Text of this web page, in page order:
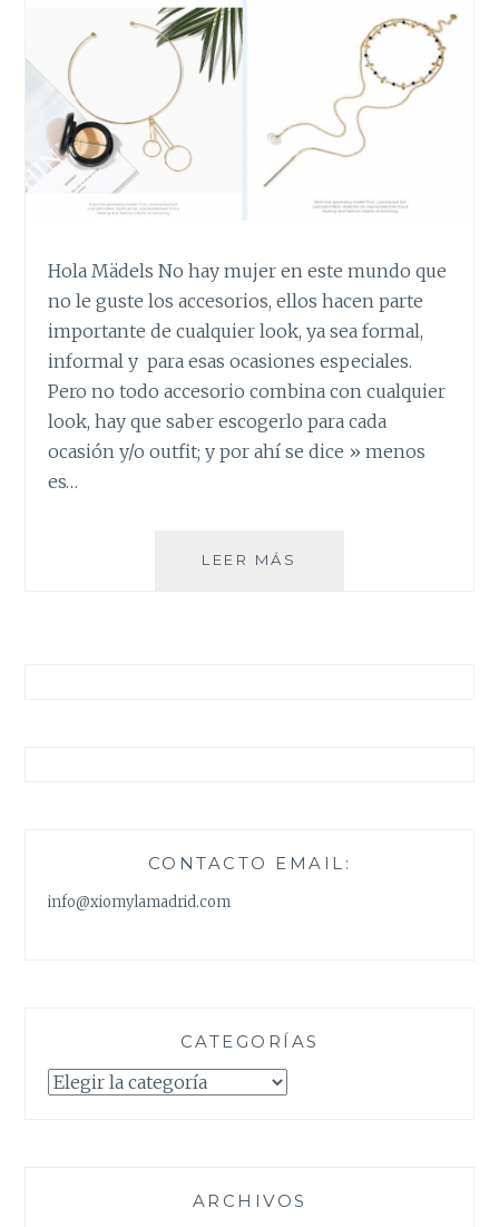
Hola Mädels No hay mujer en este mundo que
no le guste los accesorios, ellos hacen parte
importante de cualquier look, ya sea formal,
informal y para esas ocasiones especiales.
Pero no todo accesorio combina con cualquier
look, hay que saber escogerlo para cada
ocasión y/o outfit; y por ahí se dice » menos
es…
LEER MÁS
CONTACTO EMAIL:
info@xiomylamadrid.com
CATEGORÍAS
Categorías
ARCHIVOS